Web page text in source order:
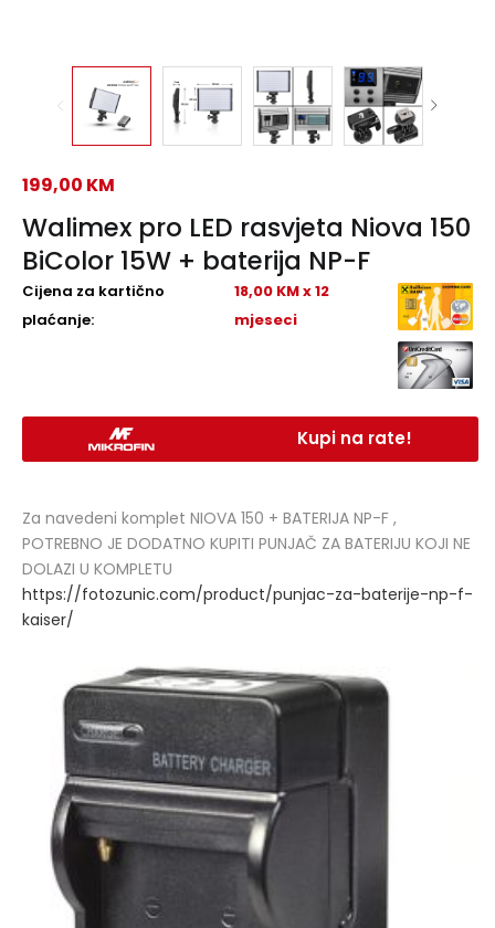
Walimex pro LED rasvjeta Niova 150
BiColor 15W + baterija NP-F
199,00 KM
Cijena za kartično
plaćanje:
18,00 KM x 12
mjeseci
Kupi na rate!
Za navedeni komplet NIOVA 150 + BATERIJA NP-F ,
POTREBNO JE DODATNO KUPITI PUNJAČ ZA BATERIJU KOJI NE
DOLAZI U KOMPLETU
https://fotozunic.com/product/punjac-za-baterije-np-f-
kaiser/